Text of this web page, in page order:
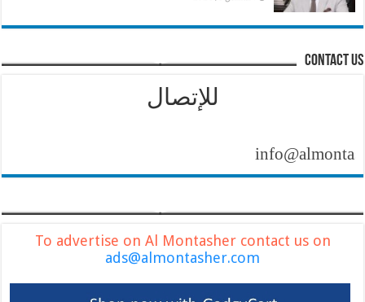
contact us
للإتصال
To advertise on Al Montasher contact us on
ads@almontasher.com